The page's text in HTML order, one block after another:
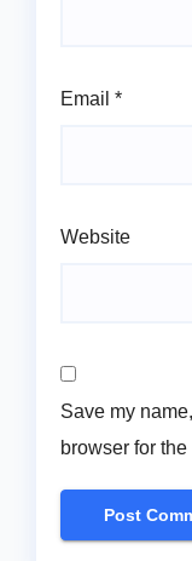
Email *
Website
Save my
browser for